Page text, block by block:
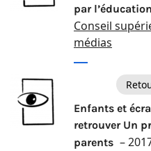
par
Conseil
médias
Enfants et
retrouver Un
parents –